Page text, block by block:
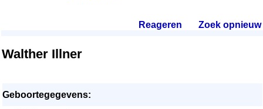
Reageren Zoek opnieuw.
Walther Illner
Geboortegegevens: